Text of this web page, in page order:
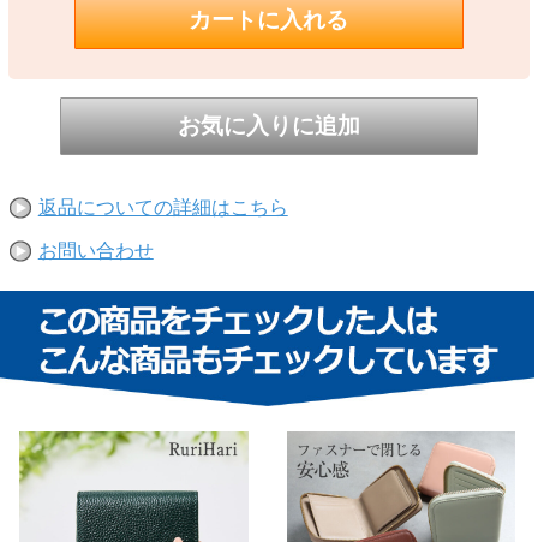
返品についての詳細はこちら
お問い合わせ